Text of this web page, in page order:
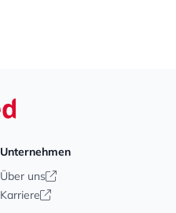
Unternehmen
Über uns
Karriere